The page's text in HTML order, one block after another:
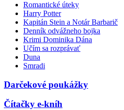
Romantické úteky
Harry Potter
Kapitán Stein a Notár Barbarič
Denník odvážneho bojka
Krimi Dominika Dána
Učím sa rozprávať
Duna
Smradi
Darčekové poukážky
Čítačky e-kníh